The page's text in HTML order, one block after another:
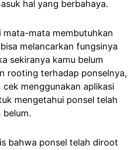
hal yang berbahaya.
mata-mata membutuhkan
melancarkan fungsinya
sekiranya kamu belum
rooting terhadap ponselnya,
cek menggunakan aplikasi
mengetahui ponsel telah
belum.
bahwa ponsel telah diroot